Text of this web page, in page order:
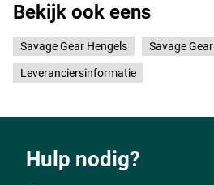
Bekijk ook eens
Savage Gear Hengels Savage Gear
Leveranciersinformatie
Hulp nodig?